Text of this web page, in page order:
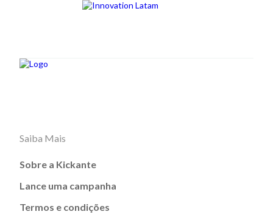
Saiba Mais
Sobre a Kickante
Lance uma campanha
Termos e condições